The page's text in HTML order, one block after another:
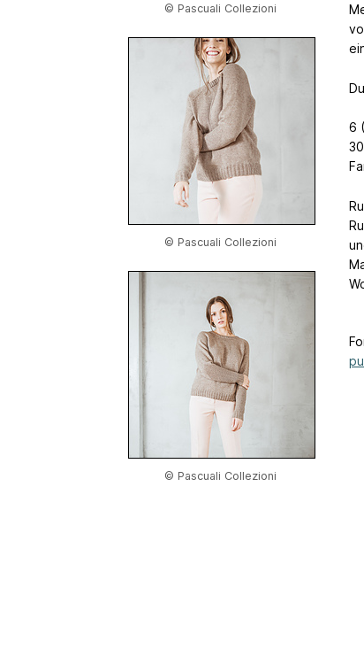
© Pascuali Collezioni
© Pascuali Collezioni
© Pascuali Collezioni
6